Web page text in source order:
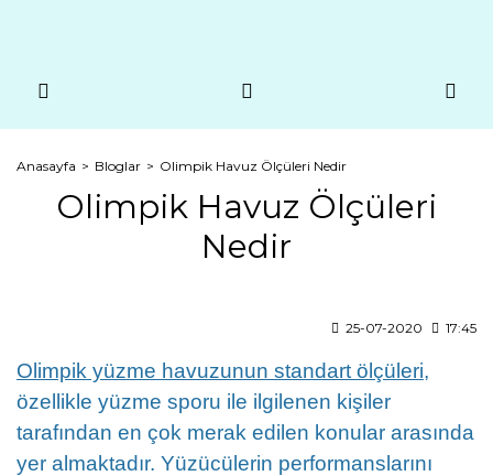
Anasayfa Bloglar Olimpik Havuz Ölçüleri Nedir
Olimpik Havuz Ölçüleri
Nedir
25-07-2020 17:45
Olimpik yüzme havuzunun standart ölçüleri,
özellikle yüzme sporu ile ilgilenen kişiler
tarafından en çok merak edilen konular arasında
yer almaktadır. Yüzücülerin performanslarını